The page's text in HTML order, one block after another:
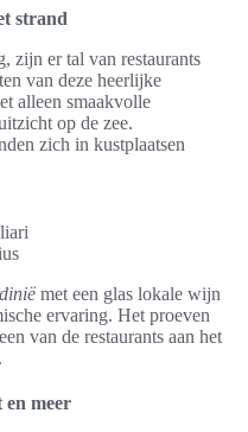
strand
zijn er tal van restaurants
van deze heerlijke
alleen smaakvolle
op de zee.
zich in kustplaatsen
met een glas lokale wijn
ervaring. Het proeven
van de restaurants aan het
en meer